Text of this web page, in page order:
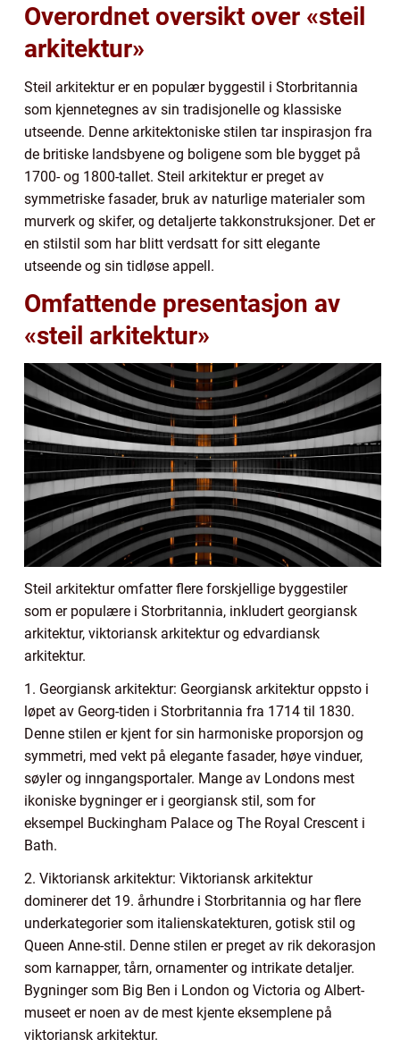
Overordnet oversikt over «steil
arkitektur»
Steil arkitektur er en populær byggestil i Storbritannia
som kjennetegnes av sin tradisjonelle og klassiske
utseende. Denne arkitektoniske stilen tar inspirasjon fra
de britiske landsbyene og boligene som ble bygget på
1700- og 1800-tallet. Steil arkitektur er preget av
symmetriske fasader, bruk av naturlige materialer som
murverk og skifer, og detaljerte takkonstruksjoner. Det er
en stilstil som har blitt verdsatt for sitt elegante
utseende og sin tidløse appell.
Omfattende presentasjon av
«steil arkitektur»
Steil arkitektur omfatter flere forskjellige byggestiler
som er populære i Storbritannia, inkludert georgiansk
arkitektur, viktoriansk arkitektur og edvardiansk
arkitektur.
1. Georgiansk arkitektur: Georgiansk arkitektur oppsto i
løpet av Georg-tiden i Storbritannia fra 1714 til 1830.
Denne stilen er kjent for sin harmoniske proporsjon og
symmetri, med vekt på elegante fasader, høye vinduer,
søyler og inngangsportaler. Mange av Londons mest
ikoniske bygninger er i georgiansk stil, som for
eksempel Buckingham Palace og The Royal Crescent i
Bath.
2. Viktoriansk arkitektur: Viktoriansk arkitektur
dominerer det 19. århundre i Storbritannia og har flere
underkategorier som italienskatekturen, gotisk stil og
Queen Anne-stil. Denne stilen er preget av rik dekorasjon
som karnapper, tårn, ornamenter og intrikate detaljer.
Bygninger som Big Ben i London og Victoria og Albert-
museet er noen av de mest kjente eksemplene på
viktoriansk arkitektur.